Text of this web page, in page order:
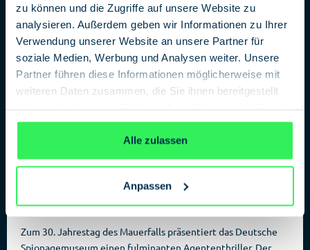
zu können und die Zugriffe auf unsere Website zu
analysieren. Außerdem geben wir Informationen zu Ihrer
Verwendung unserer Website an unsere Partner für
soziale Medien, Werbung und Analysen weiter. Unsere
Partner führen diese Informationen möglicherweise mit
weiteren Daten zusammen, die Sie ihnen bereitgestellt
gesammelt haben.Datenschutzerklärung
Alle zulassen
Anpassen
Wie beeinflusste der Kalte Krieg die Psyche von Spionen?
Zwei MfS-Agenten verbindet eine tiefe Freundschaft, dann
wird einer zum Doppelagenten. Ein falsches Spiel, für eine
gute Sache? Heiligt der Zweck die Mittel? Gibt es ehrbare
Motive für den Verrat?
Einer der Protagonisten würde das sicherlich unterschreiben.
kapitalistischen Westen verteidigt werden, zur Not auch mit
Gewalt. Sein Freund, Michael Ivanov, bekennt sich nur mit
doppeltes Spiel für die CIA. Aus besten Freunden werden
erbitterte Feinde.
Zum 30. Jahrestag des Mauerfalls präsentiert das Deutsche
Spionagemuseum einen fulminanten Agententhriller. Der